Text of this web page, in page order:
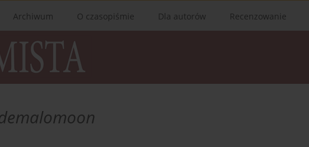
Archiwum O czasopiśmie Dla autorów Recenzowanie